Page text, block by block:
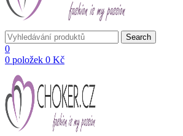
Search
0
0 položek 0 Kč